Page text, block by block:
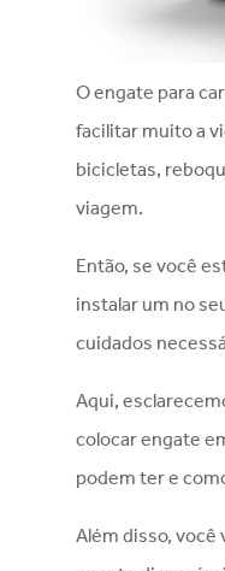
O engate para
facilitar muito a
bicicletas,
viagem.
Então, se você
instalar um no
cuidados
Aqui,
colocar engate
podem ter e
Além disso, você